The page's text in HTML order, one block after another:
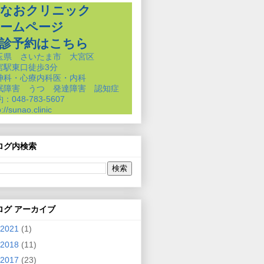
おクリニック
ムページ
予約はこちら
県 さいたま市 大宮区
駅東口徒歩3分
科・心療内科医・内科
障害 うつ 発達障害 認知症
：048-783-5607
sunao.clinic
グ内検索
グ アーカイブ
2021 (1)
2018 (11)
2017 (23)